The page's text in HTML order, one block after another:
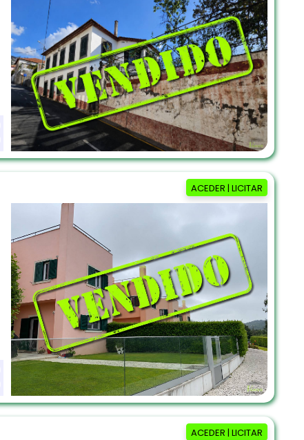
ACEDER | LICITAR
ACEDER | LICITAR